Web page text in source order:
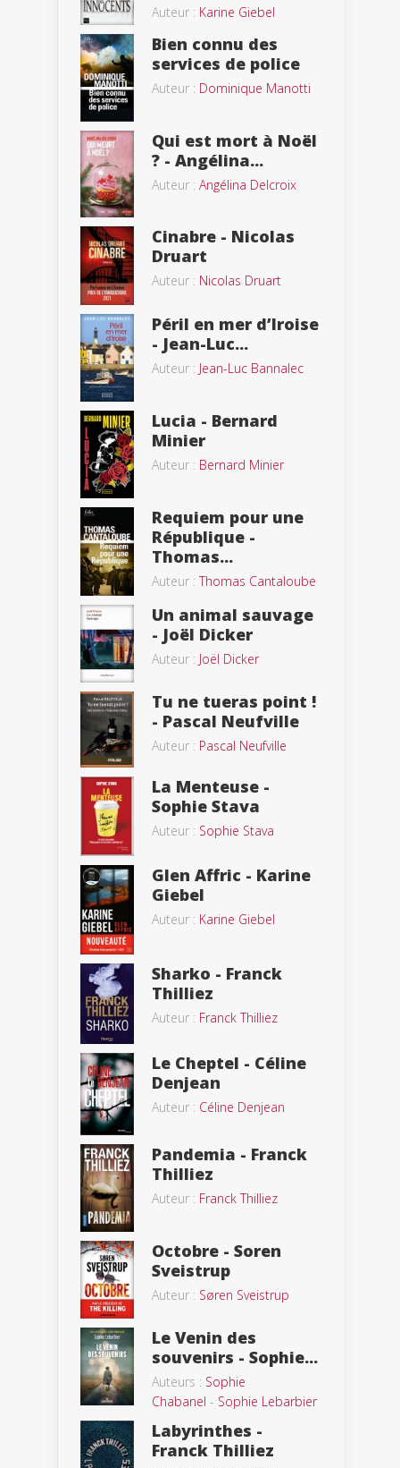
Auteur : Karine Giebel
Bien connu des
services de police
Auteur : Dominique Manotti
Qui est mort à Noël
? - Angélina...
Auteur : Angélina Delcroix
Cinabre - Nicolas
Druart
Auteur : Nicolas Druart
Péril en mer d’Iroise
- Jean-Luc...
Auteur : Jean-Luc Bannalec
Lucia - Bernard
Minier
Auteur : Bernard Minier
Requiem pour une
République -
Thomas...
Auteur :Thomas Cantaloube
Un animal sauvage
- Joël Dicker
Auteur : Joël Dicker
Tu ne tueras point !
- Pascal Neufville
Auteur : Pascal Neufville
La Menteuse -
Sophie Stava
Auteur : Sophie Stava
Glen Affric - Karine
Giebel
Auteur : Karine Giebel
Sharko - Franck
Thilliez
Auteur : Franck Thilliez
Le Cheptel - Céline
Denjean
Auteur : Céline Denjean
Pandemia - Franck
Thilliez
Auteur : Franck Thilliez
Octobre - Soren
Sveistrup
Auteur : Søren Sveistrup
Le Venin des
souvenirs - Sophie...
Auteurs : Sophie
Chabanel - Sophie Lebarbier
Labyrinthes -
Franck Thilliez